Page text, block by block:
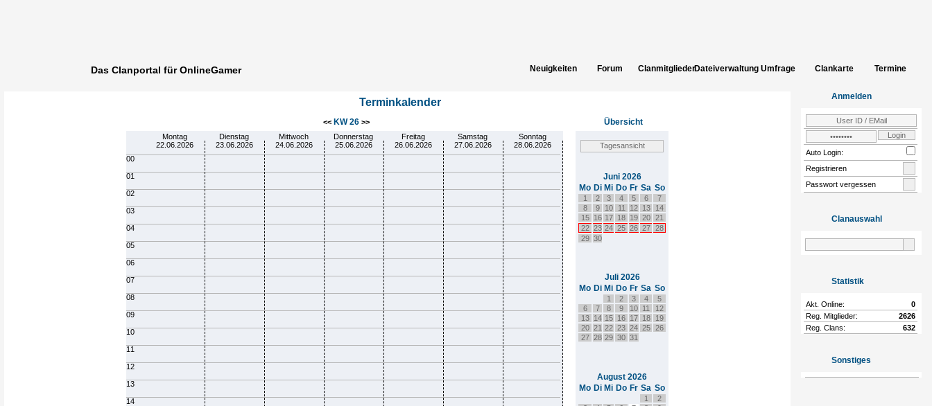
Das Clanportal für OnlineGamer Neuigkeiten Forum ClanmitgliederDateiverwaltung Umfrage Clankarte Termine
Community
Terminkalender
<< KW 26 >> Übersicht
Montag
22.06.2026
Dienstag
23.06.2026
Mittwoch
24.06.2026
Donnerstag
25.06.2026
Freitag
26.06.2026
Samstag
27.06.2026
Sonntag
28.06.2026
00
01
02
03
04
05
06
07
08
09
10
11
12
13
14
Juni 2026
Mo Di Mi Do Fr Sa So
1 2 3 4 5 6
7
8
9 10 11 12 13
14
15
16 17 18 19 20
21
22 23 24 25 26 27
28
29 30
Juli 2026
Mo Di Mi Do Fr Sa So
1 2 3 4
5
6
7 8 9 10 11
12
13
14 15 16 17 18
19
20 21 22 23 24 25
26
27 28 29 30 31
August 2026
Mo Di Mi Do Fr Sa So
1
2
Anmelden
Auto Login:
Registrieren
Passwort vergessen
Clanauswahl
Statistik
Akt. Online:
0
Reg. Mitglieder:
2626
Reg. Clans:
632
Sonstiges